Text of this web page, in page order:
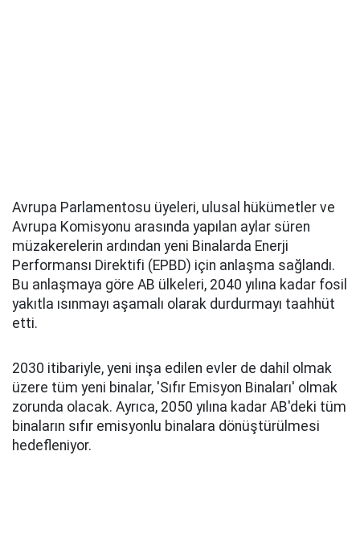
Avrupa Parlamentosu üyeleri, ulusal hükümetler ve
Avrupa Komisyonu arasında yapılan aylar süren
müzakerelerin ardından yeni Binalarda Enerji
Performansı Direktifi (EPBD) için anlaşma sağlandı.
Bu anlaşmaya göre AB ülkeleri, 2040 yılına kadar fosil
yakıtla ısınmayı aşamalı olarak durdurmayı taahhüt
etti.
2030 itibariyle, yeni inşa edilen evler de dahil olmak
üzere tüm yeni binalar, 'Sıfır Emisyon Binaları' olmak
zorunda olacak. Ayrıca, 2050 yılına kadar AB'deki tüm
binaların sıfır emisyonlu binalara dönüştürülmesi
hedefleniyor.